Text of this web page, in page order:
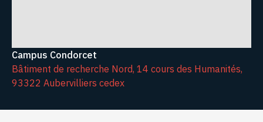
Campus Condorcet
Bâtiment de recherche Nord, 14 cours des Humanités,
93322 Aubervilliers cedex